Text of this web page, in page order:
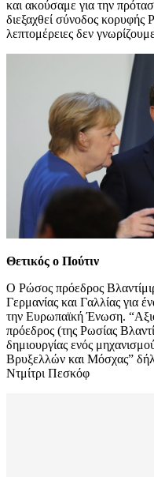
και ακούσαμε για την
διεξαχθεί σύνοδος
λεπτομέρειες δεν
Θετικός ο Πούτιν
Ο Ρώσος πρόεδρος
Γερμανίας και Γαλλίας για
την Ευρωπαϊκή Ένωση.
πρόεδρος (της Ρωσίας
δημιουργίας ενός
Βρυξελλών και Μόσχας”
Ντμίτρι Πεσκόφ